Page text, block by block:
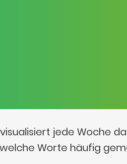
visualisiert jede Woche
welche Worte häufig